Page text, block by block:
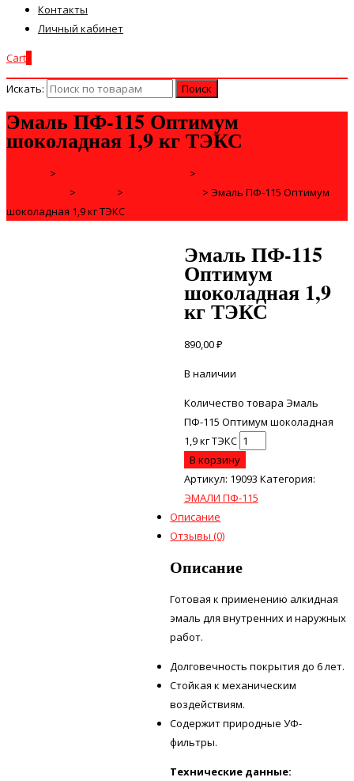
Контакты
Личный кабинет
Cart
Искать:
Эмаль ПФ-115 Оптимум
шоколадная 1,9 кг ТЭКС
> >
> > > Эмаль ПФ-115 Оптимум
шоколадная 1,9 кг ТЭКС
Эмаль ПФ-115
Оптимум
шоколадная 1,9
кг ТЭКС
890,00₽
В наличии
Количество товара Эмаль
ПФ-115 Оптимум шоколадная
1,9 кг ТЭКС
В корзину
Артикул: 19093 Категория:
ЭМАЛИ ПФ-115
Описание
Отзывы (0)
Описание
Готовая к применению алкидная
эмаль для внутренних и наружных
работ.
Долговечность покрытия до 6 лет.
Стойкая к механическим
воздействиям.
Содержит природные УФ-
фильтры.
Технические данные: